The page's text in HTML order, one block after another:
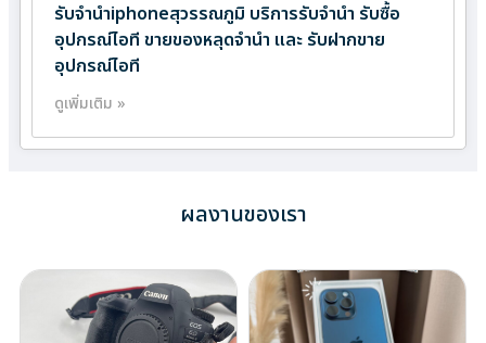
รับจำนำiphoneสุวรรณภูมิ บริการรับจำนำ รับซื้อ
อุปกรณ์ไอที ขายของหลุดจำนำ และ รับฝากขาย
อุปกรณ์ไอที
ดูเพิ่มเติม »
ผลงานของเรา